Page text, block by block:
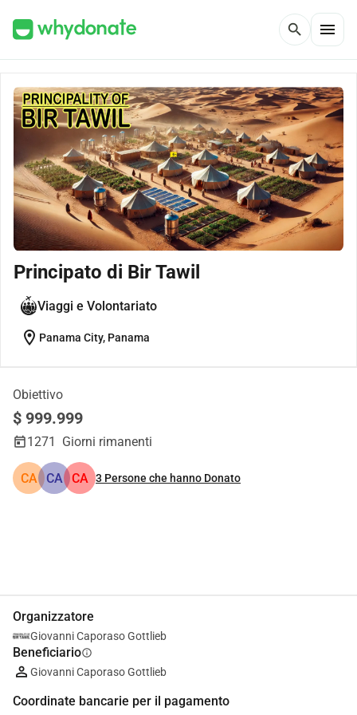
search menu
Principato di Bir Tawil
Viaggi e Volontariato
location_on Panama City, Panama
Obiettivo
$ 999.999
1271 Giorni rimanenti
CA CA CA 3 Persone che hanno Donato
Organizzatore
Giovanni Caporaso Gottlieb
Beneficiarioinfo
Giovanni Caporaso Gottlieb
Coordinate bancarie per il pagamento